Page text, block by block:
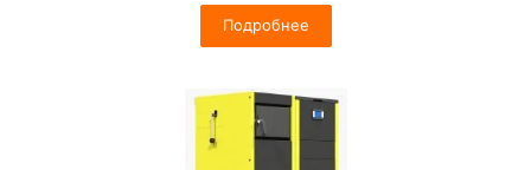
Подробнее